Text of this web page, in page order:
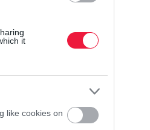
it
like cookies on